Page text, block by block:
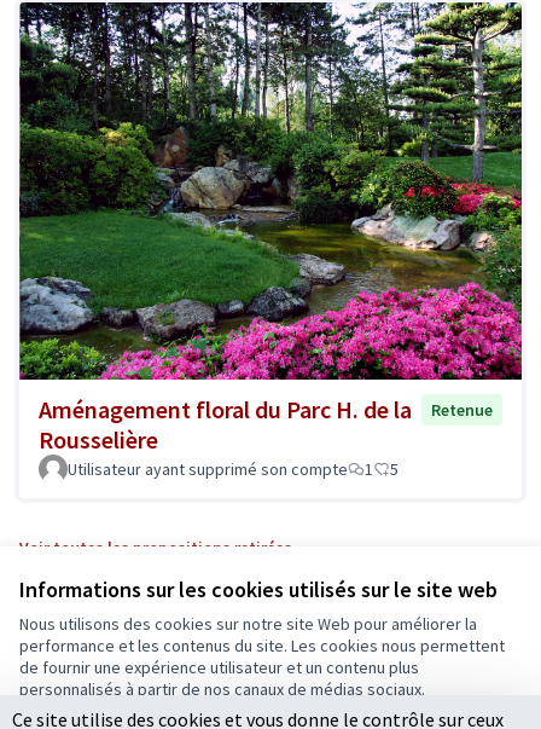
Informations sur les cookies utilisés sur le site web
Nous utilisons des cookies sur notre site Web pour améliorer la
performance et les contenus du site. Les cookies nous permettent
de fournir une expérience utilisateur et un contenu plus
personnalisés à partir de nos canaux de médias sociaux.
Tout accepter
Aménagement floral du Parc H. de la
Rousselière
Retenue
Utilisateur ayant supprimé son compte 1 5
Voir toutes les propositions retirées
Conditions d'utilisation
Paramètres des cookies
Ecrivons Angers sur X
(Lien externe)
Ecrivons Angers sur Facebook
(Lien externe)
Ce site utilise des cookies et vous donne le contrôle sur ceux